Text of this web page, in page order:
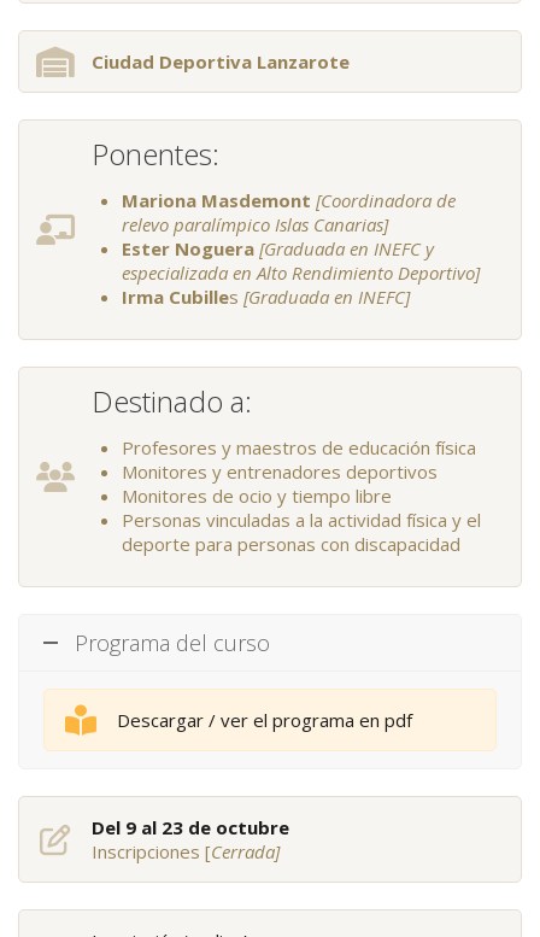
Ciudad Deportiva Lanzarote
Ponentes:
Mariona Masdemont [Coordinadora de
relevo paralímpico Islas Canarias]
Ester Noguera [Graduada en INEFC y
especializada en Alto Rendimiento Deportivo]
Irma Cubilles [Graduada en INEFC]
Destinado a:
Profesores y maestros de educación física
Monitores y entrenadores deportivos
Monitores de ocio y tiempo libre
Personas vinculadas a la actividad física y el
deporte para personas con discapacidad
Programa del curso
Descargar / ver el programa en pdf
Del 9 al 23 de octubre
Inscripciones [Cerrada]